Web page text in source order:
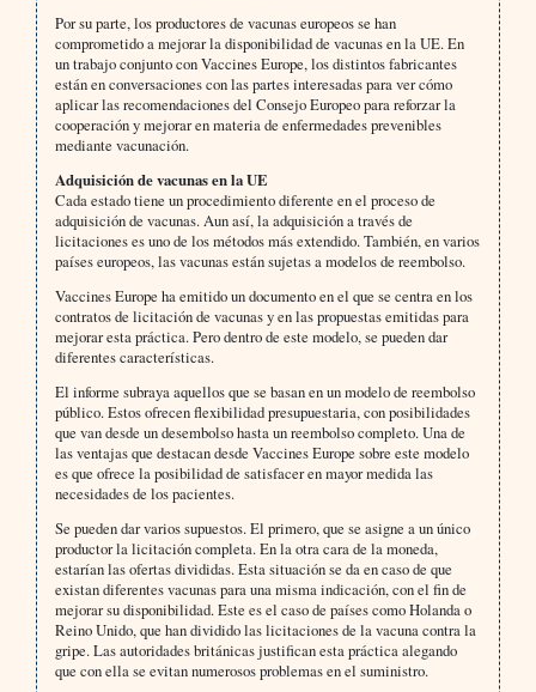
Por su parte, los productores de vacunas europeos se han
comprometido a mejorar la disponibilidad de vacunas en la UE. En
un trabajo conjunto con Vaccines Europe, los distintos fabricantes
están en conversaciones con las partes interesadas para ver cómo
aplicar las recomendaciones del Consejo Europeo para reforzar la
cooperación y mejorar en materia de enfermedades prevenibles
mediante vacunación.
Adquisición de vacunas en la UE
Cada estado tiene un procedimiento diferente en el proceso de
adquisición de vacunas. Aun así, la adquisición a través de
licitaciones es uno de los métodos más extendido. También, en varios
países europeos, las vacunas están sujetas a modelos de reembolso.
Vaccines Europe ha emitido un documento en el que se centra en los
contratos de licitación de vacunas y en las propuestas emitidas para
mejorar esta práctica. Pero dentro de este modelo, se pueden dar
diferentes características.
El informe subraya aquellos que se basan en un modelo de reembolso
público. Estos ofrecen flexibilidad presupuestaria, con posibilidades
que van desde un desembolso hasta un reembolso completo. Una de
las ventajas que destacan desde Vaccines Europe sobre este modelo
es que ofrece la posibilidad de satisfacer en mayor medida las
necesidades de los pacientes.
Se pueden dar varios supuestos. El primero, que se asigne a un único
productor la licitación completa. En la otra cara de la moneda,
estarían las ofertas divididas. Esta situación se da en caso de que
existan diferentes vacunas para una misma indicación, con el fin de
mejorar su disponibilidad. Este es el caso de países como Holanda o
Reino Unido, que han dividido las licitaciones de la vacuna contra la
gripe. Las autoridades británicas justifican esta práctica alegando
que con ella se evitan numerosos problemas en el suministro.